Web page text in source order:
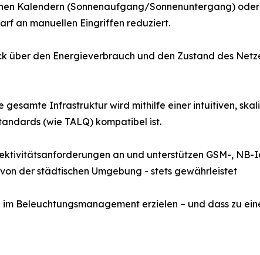
Kalendern (Sonnenaufgang/Sonnenuntergang)
an manuellen Eingriffen reduziert.
über den Energieverbrauch und den Zustand des
gesamte Infrastruktur wird mithilfe einer intuitiven,
(wie TALQ) kompatibel ist.
an und unterstützen GSM-, NB-
der städtischen Umgebung - stets gewährleistet
Beleuchtungsmanagement erzielen – und dass zu